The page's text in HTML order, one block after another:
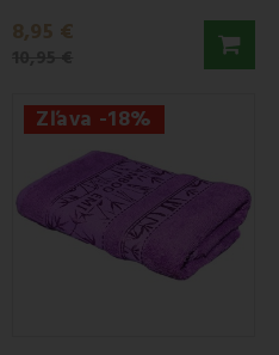
8,95 €
Zľava -18%